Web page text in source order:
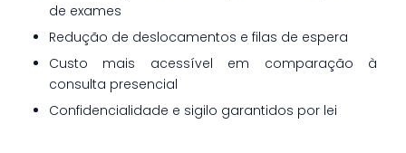
de exames
Redução de deslocamentos e filas de espera
Custo mais acessível em comparação à
consulta presencial
Confidencialidade e sigilo garantidos por lei